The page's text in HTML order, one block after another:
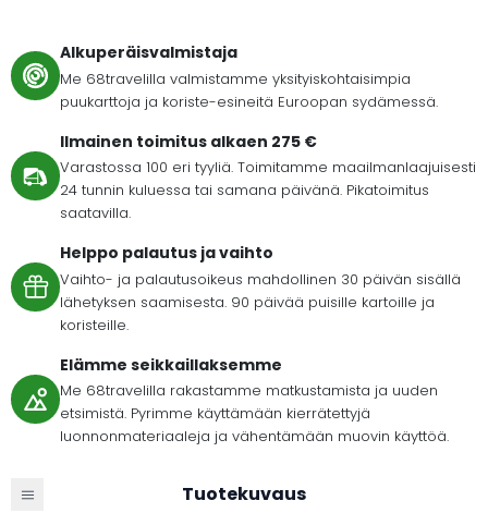
Alkuperäisvalmistaja
Me 68travelilla valmistamme yksityiskohtaisimpia
puukarttoja ja koriste-esineitä Euroopan sydämessä.
Ilmainen toimitus alkaen 275 €
Varastossa 100 eri tyyliä. Toimitamme maailmanlaajuisesti
24 tunnin kuluessa tai samana päivänä. Pikatoimitus
saatavilla.
Helppo palautus ja vaihto
Vaihto- ja palautusoikeus mahdollinen 30 päivän sisällä
lähetyksen saamisesta. 90 päivää puisille kartoille ja
koristeille.
Elämme seikkaillaksemme
Me 68travelilla rakastamme matkustamista ja uuden
etsimistä. Pyrimme käyttämään kierrätettyjä
luonnonmateriaaleja ja vähentämään muovin käyttöä.
Tuotekuvaus